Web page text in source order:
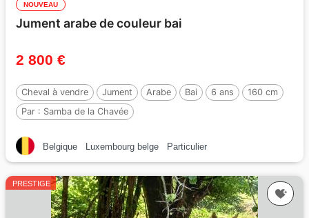
NOUVEAU
Jument arabe de couleur bai
2 800 €
Cheval à vendre Jument Arabe Bai 6 ans
160 cm
Par : Samba de la Chavée
Belgique Luxembourg belge Particulier
PRESTIGE